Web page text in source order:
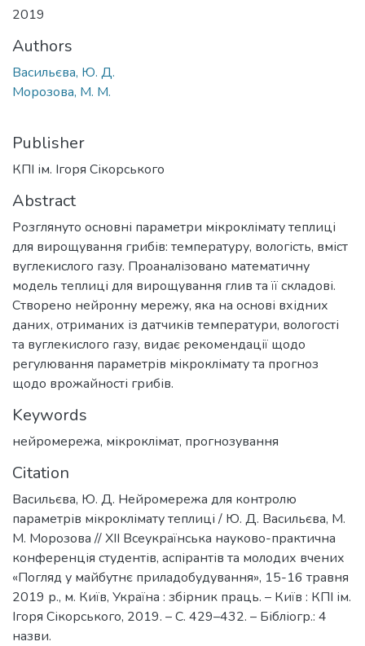
2019
Authors
Васильєва, Ю. Д.
Морозова, М. М.
Publisher
КПІ ім. Ігоря Сікорського
Abstract
Розглянуто основні параметри мікроклімату теплиці
для вирощування грибів: температуру, вологість, вміст
вуглекислого газу. Проаналізовано математичну
модель теплиці для вирощування глив та її складові.
Створено нейронну мережу, яка на основі вхідних
даних, отриманих із датчиків температури, вологості
та вуглекислого газу, видає рекомендації щодо
регулювання параметрів мікроклімату та прогноз
щодо врожайності грибів.
Keywords
нейромережа, мікроклімат, прогнозування
Citation
Васильєва, Ю. Д. Нейромережа для контролю
параметрів мікроклімату теплиці / Ю. Д. Васильєва, М.
М. Морозова // ХII Всеукраїнська науково-практична
конференція студентів, аспірантів та молодих вчених
«Погляд у майбутнє приладобудування», 15-16 травня
2019 р., м. Київ, Україна : збірник праць. – Київ : КПІ ім.
Ігоря Сікорського, 2019. – С. 429–432. – Бібліогр.: 4
назви.